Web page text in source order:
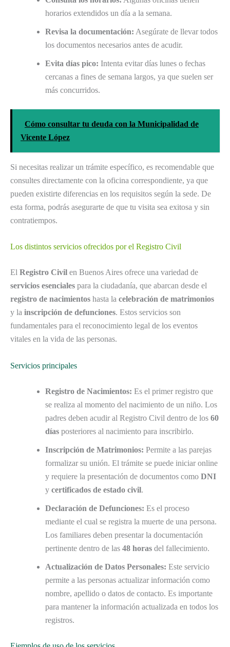
horarios extendidos un día a la semana.
Revisa la documentación: Asegúrate de llevar todos
los documentos necesarios antes de acudir.
Evita días pico: Intenta evitar días lunes o fechas
cercanas a fines de semana largos, ya que suelen ser
más concurridos.
Cómo consultar tu deuda con la Municipalidad de
Vicente López
Si necesitas realizar un trámite específico, es recomendable que
consultes directamente con la oficina correspondiente, ya que
pueden existirte diferencias en los requisitos según la sede. De
esta forma, podrás asegurarte de que tu visita sea exitosa y sin
contratiempos.
Los distintos servicios ofrecidos por el Registro Civil
El Registro Civil en Buenos Aires ofrece una variedad de
servicios esenciales para la ciudadanía, que abarcan desde el
registro de nacimientos hasta la celebración de matrimonios
y la inscripción de defunciones. Estos servicios son
fundamentales para el reconocimiento legal de los eventos
vitales en la vida de las personas.
Servicios principales
Registro de Nacimientos: Es el primer registro que
se realiza al momento del nacimiento de un niño. Los
padres deben acudir al Registro Civil dentro de los 60
días posteriores al nacimiento para inscribirlo.
Inscripción de Matrimonios: Permite a las parejas
formalizar su unión. El trámite se puede iniciar online
y requiere la presentación de documentos como DNI
y certificados de estado civil.
Declaración de Defunciones: Es el proceso
mediante el cual se registra la muerte de una persona.
Los familiares deben presentar la documentación
pertinente dentro de las 48 horas del fallecimiento.
Actualización de Datos Personales: Este servicio
permite a las personas actualizar información como
nombre, apellido o datos de contacto. Es importante
para mantener la información actualizada en todos los
registros.